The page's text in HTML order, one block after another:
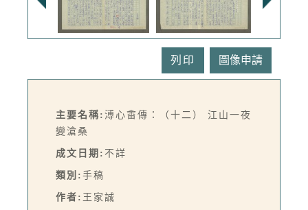
列印
主要名稱: 溥心畬傳：（十二） 江山一夜
變滄桑
成文日期: 不詳
類別: 手稿
作者: 王家誠